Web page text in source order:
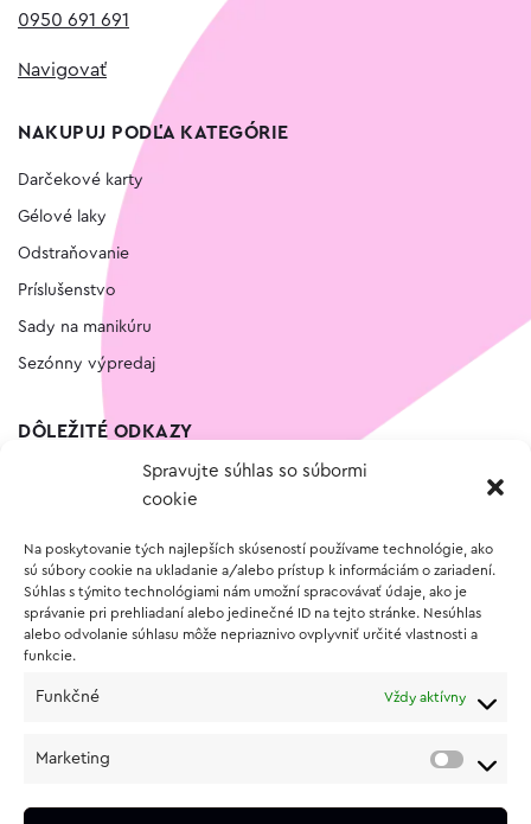
Spravujte súhlas so súbormi
cookie
Na poskytovanie tých najlepších skúseností používame technológie, ako
sú súbory cookie na ukladanie a/alebo prístup k informáciám o zariadení.
Súhlas s týmito technológiami nám umožní spracovávať údaje, ako je
správanie pri prehliadaní alebo jedinečné ID na tejto stránke. Nesúhlas
alebo odvolanie súhlasu môže nepriaznivo ovplyvniť určité vlastnosti a
funkcie.
Funkčné Vždy aktívny
Marketing
0950 691 691
Navigovať
NAKUPUJ PODĽA KATEGÓRIE
Darčekové karty
Gélové laky
Odstraňovanie
Príslušenstvo
Sady na manikúru
Sezónny výpredaj
DÔLEŽITÉ ODKAZY
Vernostný program
O NÁKUPE
Vrátenie a reklamácia tovaru